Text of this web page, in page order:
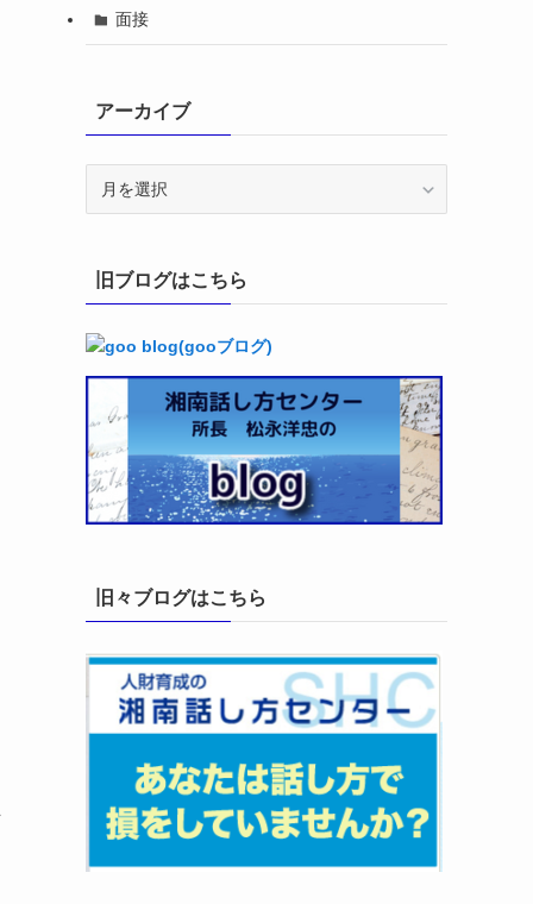
面接
アーカイブ
旧ブログはこちら
旧々ブログはこちら